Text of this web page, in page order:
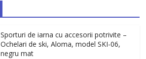
Sporturi de iarna cu accesorii potrivite –
Ochelari de ski, Aloma, model SKI-06,
negru mat